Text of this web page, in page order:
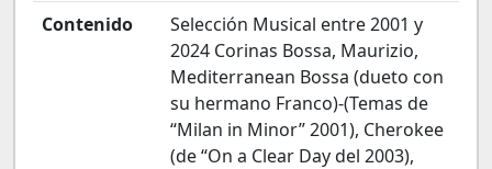
Contenido
Selección Musical entre 2001 y
2024 Corinas Bossa, Maurizio,
Mediterranean Bossa (dueto con
su hermano Franco)-(Temas de
“Milan in Minor” 2001), Cherokee
(de “On a Clear Day del 2003),